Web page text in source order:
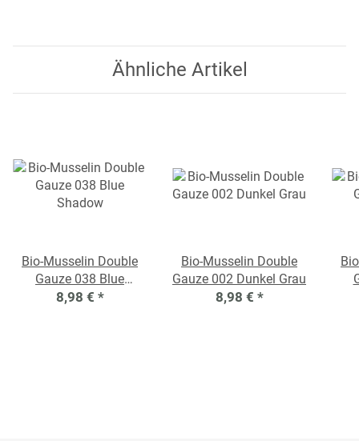
Ähnliche Artikel
Bio-Musselin Double
Gauze 038 Blue
Shadow
8,98 € *
Bio-Musselin Double
Gauze 002 Dunkel Grau
8,98 € *